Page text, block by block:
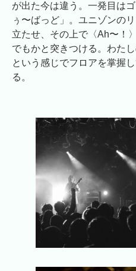
が出た今は違う。一発目は
ぅ〜ばっど」。ユニゾンの
立たせ、その上で〈Ah〜！
でもかと突きつける。わた
という感じでフロアを掌握
る。